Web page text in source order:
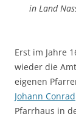
in Land
Erst im Jahre
wieder die
eigenen
Johann Conrad
Pfarrhaus in